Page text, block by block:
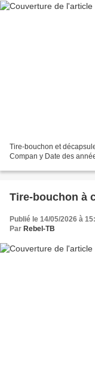
Tire-bouchon et
Compan y Date des
Tire-bouchon à
Publié le 14/05/2026 à
Par Rebel-TB